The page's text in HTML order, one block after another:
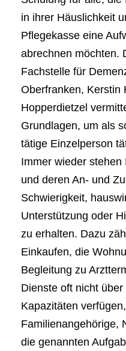
in ihrer Häuslichkeit
Pflegekasse eine
abrechnen möchten.
Fachstelle für
Oberfranken, Kerstin
Hopperdietzel
Grundlagen, um als
tätige Einzelperson
Immer wieder stehen
und deren An- und
Schwierigkeit,
Unterstützung oder
zu erhalten. Dazu
Einkaufen, die
Begleitung zu
Dienste oft nicht
Kapazitäten
Familienangehörige,
die genannten